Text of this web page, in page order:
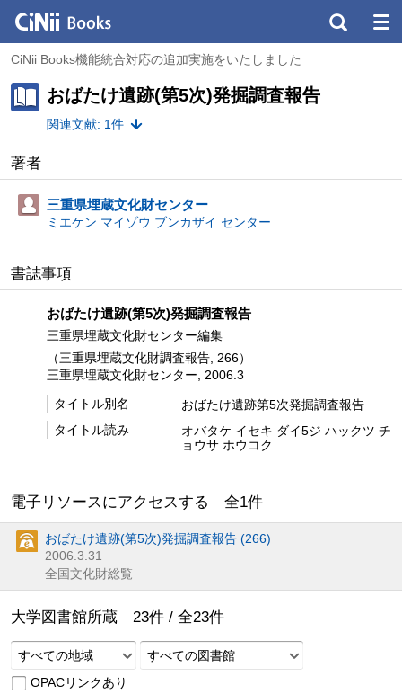
CiNii Books機能統合対応の追加実施をいたしました
おばたけ遺跡(第5次)発掘調査報告
関連文献: 1件
著者
三重県埋蔵文化財センター
ミエケン マイゾウ ブンカザイ センター
書誌事項
おばたけ遺跡(第5次)発掘調査報告
三重県埋蔵文化財センター編集
（三重県埋蔵文化財調査報告, 266）
三重県埋蔵文化財センター, 2006.3
タイトル別名
おばたけ遺跡第5次発掘調査報告
タイトル読み
オバタケ イセキ ダイ5ジ ハックツ チ
ョウサ ホウコク
電子リソースにアクセスする 全1件
おばたけ遺跡(第5次)発掘調査報告 (266)
2006.3.31
全国文化財総覧
大学図書館所蔵 23件 / 全23件
すべての地域
すべての図書館
OPACリンクあり